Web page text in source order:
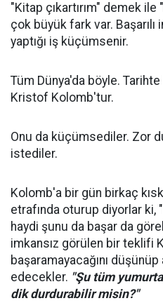
"Kitap çıkartırım" demek
çok büyük fark var. Başarılı
yaptığı iş küçümsenir.
Tüm Dünya'da böyle. Tarihte
Kristof Kolomb'tur.
Onu da küçümsediler. Zor
istediler.
Kolomb'a bir gün birkaç
etrafında oturup diyorlar ki,
haydi şunu da başar da
imkansız görülen bir teklifi
başaramayacağını
edecekler. "Şu tüm
dik durdurabilir misin?"